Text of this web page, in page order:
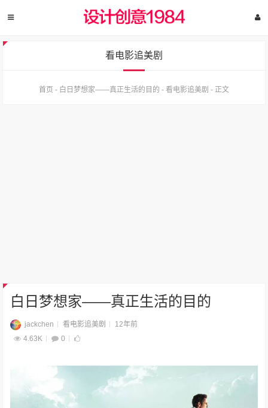
看电影追美剧
首页 - 白日梦想家——真正生活的目的 - 看电影追美剧 - 正文
白日梦想家——真正生活的目的
jackchen 看电影追美剧
12年前
4.63K
0